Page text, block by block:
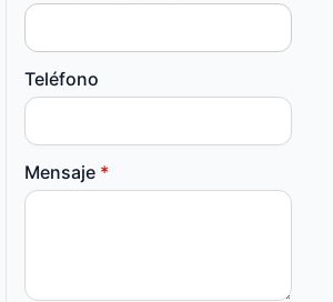
Teléfono
Mensaje *